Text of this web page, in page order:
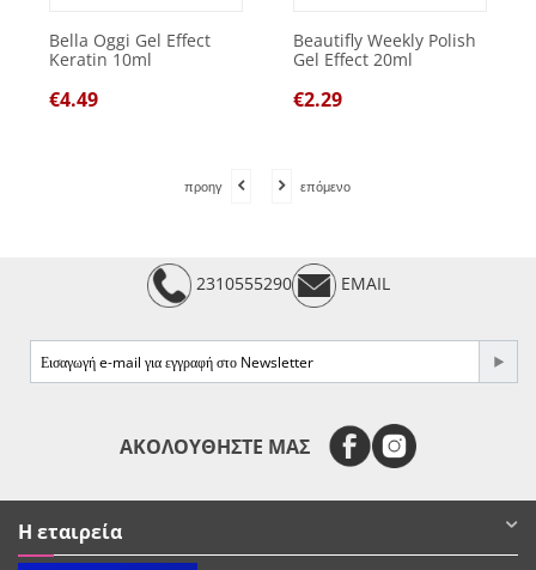
Bella Oggi Gel Effect
Keratin 10ml
€4.49
Beautifly Weekly Polish
Gel Effect 20ml
€2.29
προηγ επόμενο
2310555290 EMAIL
ΑΚΟΛΟΥΘΗΣΤΕ ΜΑΣ
Η εταιρεία